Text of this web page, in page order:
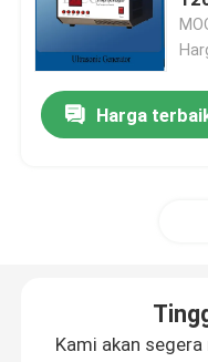
Getaran Ultrasonic
Immersible
Mesin pembersih
Harga
Kami akan